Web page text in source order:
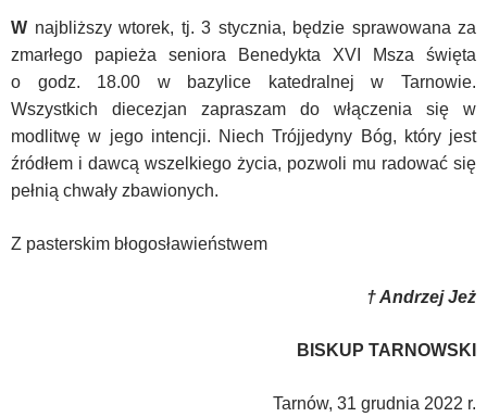
W najbliższy wtorek, tj. 3 stycznia, będzie sprawowana za
zmarłego papieża seniora Benedykta XVI Msza święta
o godz. 18.00 w bazylice katedralnej w Tarnowie.
Wszystkich diecezjan zapraszam do włączenia się w
modlitwę w jego intencji. Niech Trójjedyny Bóg, który jest
źródłem i dawcą wszelkiego życia, pozwoli mu radować się
pełnią chwały zbawionych.
Z pasterskim błogosławieństwem
† Andrzej Jeż
BISKUP TARNOWSKI
Tarnów, 31 grudnia 2022 r.